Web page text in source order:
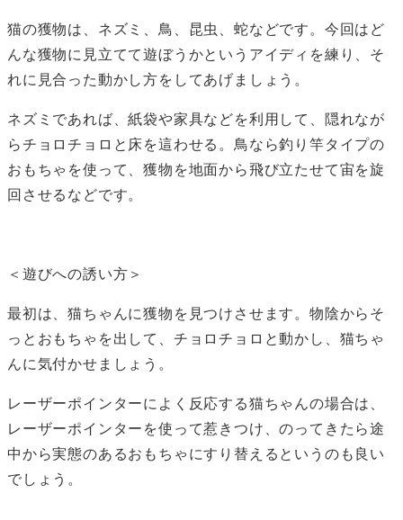
猫の獲物は、ネズミ、鳥、昆虫、蛇などです。今回はど
んな獲物に見立てて遊ぼうかというアイディを練り、そ
れに見合った動かし方をしてあげましょう。
ネズミであれば、紙袋や家具などを利用して、隠れなが
らチョロチョロと床を這わせる。鳥なら釣り竿タイプの
おもちゃを使って、獲物を地面から飛び立たせて宙を旋
回させるなどです。
＜遊びへの誘い方＞
最初は、猫ちゃんに獲物を見つけさせます。物陰からそ
っとおもちゃを出して、チョロチョロと動かし、猫ちゃ
んに気付かせましょう。
レーザーポインターによく反応する猫ちゃんの場合は、
レーザーポインターを使って惹きつけ、のってきたら途
中から実態のあるおもちゃにすり替えるというのも良い
でしょう。